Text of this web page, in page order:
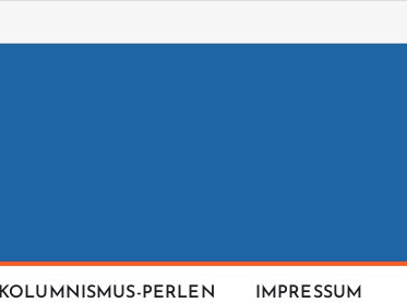
KOLUMNISMUS-PERLEN IMPRESSUM